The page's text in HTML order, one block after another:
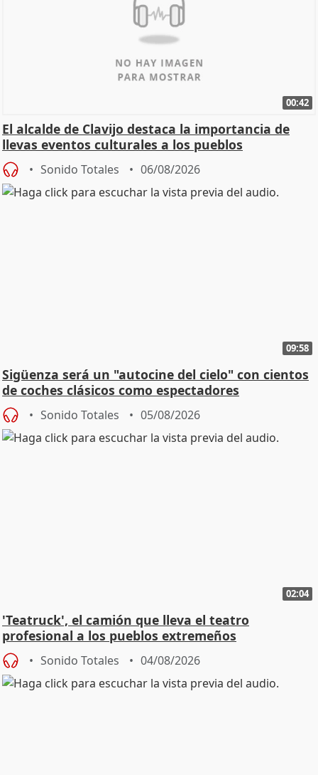
00:42
El alcalde de Clavijo destaca la importancia de
llevas eventos culturales a los pueblos
Sonido Totales 06/08/2026
09:58
Sigüenza será un "autocine del cielo" con cientos
de coches clásicos como espectadores
Sonido Totales 05/08/2026
02:04
'Teatruck', el camión que lleva el teatro
profesional a los pueblos extremeños
Sonido Totales 04/08/2026